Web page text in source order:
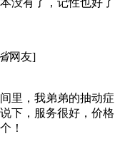
网友]
里，我弟弟的抽动症
下，服务很好，价格
！